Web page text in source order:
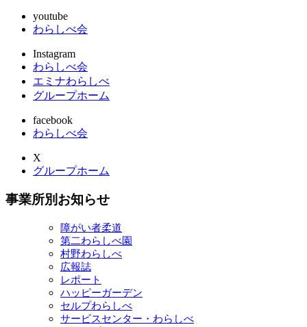
youtube
わらしべ会
Instagram
わらしべ会
エミナわらしべ
グループホーム
facebook
わらしべ会
X
グループホーム
事業所別お知らせ
障がい者柔道
第二わらしべ園
村野わらしべ
広報誌
レポート
ハッピーガーデン
セルプわらしべ
サービスセンター・わらしべ